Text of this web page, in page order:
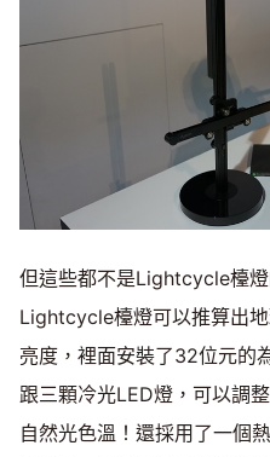
但這些都不是Lightcycle檯
Lightcycle檯燈可以推算出
亮度，裡面安裝了32位元的
跟三顆冷光LED燈，可以調
自然光色溫！還採用了一個